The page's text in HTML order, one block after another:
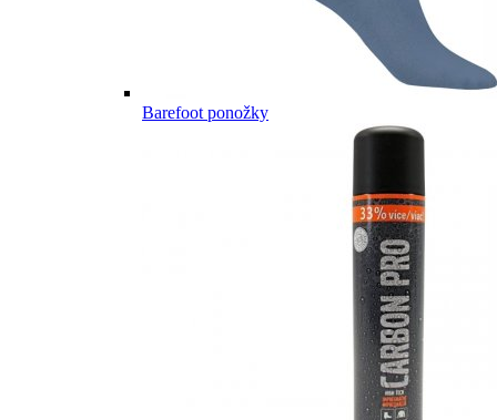
Barefoot ponožky